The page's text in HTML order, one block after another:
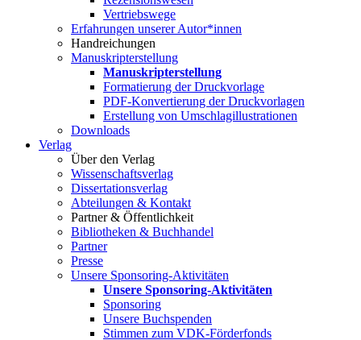
Vertriebswege
Erfahrungen unserer Autor*innen
Handreichungen
Manuskripterstellung
Manuskripterstellung
Formatierung der Druckvorlage
PDF-Konvertierung der Druckvorlagen
Erstellung von Umschlagillustrationen
Downloads
Verlag
Über den Verlag
Wissenschaftsverlag
Dissertationsverlag
Abteilungen & Kontakt
Partner & Öffentlichkeit
Bibliotheken & Buchhandel
Partner
Presse
Unsere Sponsoring-Aktivitäten
Unsere Sponsoring-Aktivitäten
Sponsoring
Unsere Buchspenden
Stimmen zum VDK-Förderfonds